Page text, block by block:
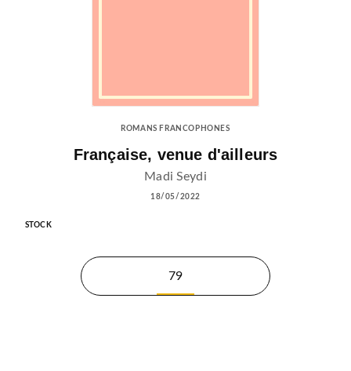
ROMANS FRANCOPHONES
Française, venue d'ailleurs
Madi Seydi
18/05/2022
STOCK
79